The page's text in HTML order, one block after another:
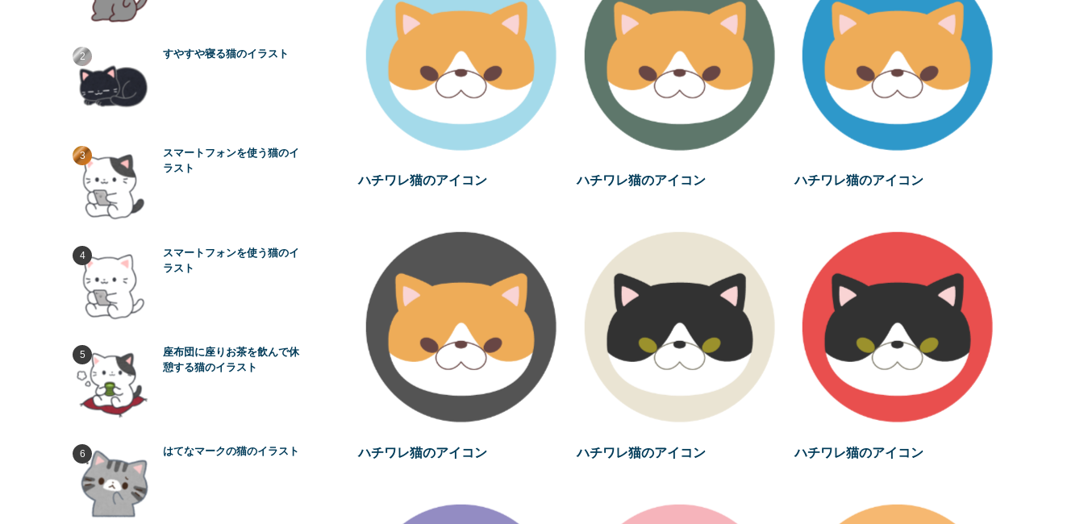
ハチワレ猫のアイコン ハチワレ猫のアイコン ハチワレ猫のアイコン
ハチワレ猫のアイコン ハチワレ猫のアイコン ハチワレ猫のアイコン
すやすや寝る猫のイラスト
スマートフォンを使う猫のイ
ラスト
スマートフォンを使う猫のイ
ラスト
座布団に座りお茶を飲んで休
憩する猫のイラスト
はてなマークの猫のイラスト